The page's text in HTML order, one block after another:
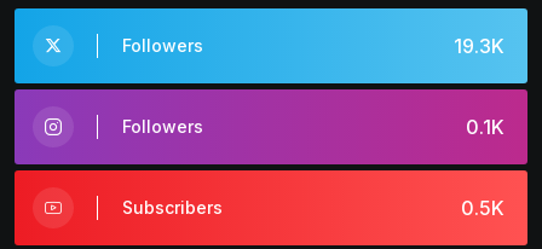
19.3K
Followers
0.1K
Followers
0.5K
Subscribers